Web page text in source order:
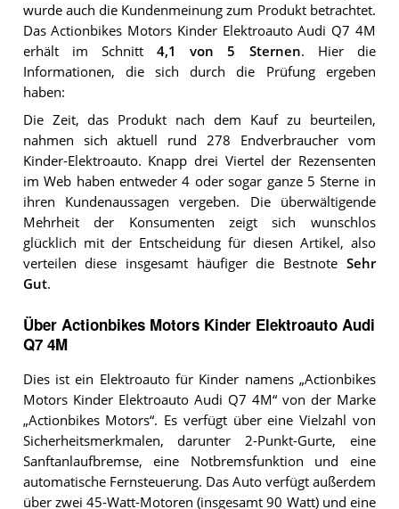
wurde auch die Kundenmeinung zum Produkt betrachtet.
Das Actionbikes Motors Kinder Elektroauto Audi Q7 4M
erhält im Schnitt4,1 von 5 Sternen. Hier die
Informationen, die sich durch die Prüfung ergeben
haben:
Die Zeit, das Produkt nach dem Kauf zu beurteilen,
nahmen sich aktuell rund 278 Endverbraucher vom
Kinder-Elektroauto. Knapp drei Viertel der Rezensenten
im Web haben entweder 4 oder sogar ganze 5 Sterne in
ihren Kundenaussagen vergeben. Die überwältigende
Mehrheit der Konsumenten zeigt sich wunschlos
glücklich mit der Entscheidung für diesen Artikel, also
verteilen diese insgesamt häufiger die Bestnote Sehr
Gut.
Über Actionbikes Motors Kinder Elektroauto Audi
Q7 4M
Dies ist ein Elektroauto für Kinder namens „Actionbikes
Motors Kinder Elektroauto Audi Q7 4M“ von der Marke
„Actionbikes Motors“. Es verfügt über eine Vielzahl von
Sicherheitsmerkmalen, darunter 2-Punkt-Gurte, eine
Sanftanlaufbremse, eine Notbremsfunktion und eine
automatische Fernsteuerung. Das Auto verfügt außerdem
über zwei 45-Watt-Motoren (insgesamt 90 Watt) und eine